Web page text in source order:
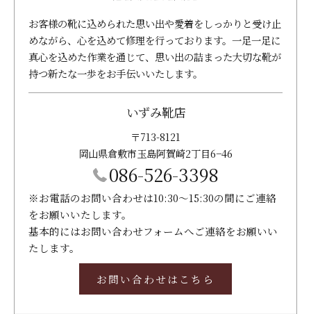
お客様の靴に込められた思い出や愛着をしっかりと受け止
めながら、心を込めて修理を行っております。一足一足に
真心を込めた作業を通じて、思い出の詰まった大切な靴が
持つ新たな一歩をお手伝いいたします。
いずみ靴店
〒713-8121
岡山県倉敷市玉島阿賀崎2丁目6−46
086-526-3398
※お電話のお問い合わせは10:30～15:30の間にご連絡
をお願いいたします。
基本的にはお問い合わせフォームへご連絡をお願いい
たします。
お問い合わせはこちら